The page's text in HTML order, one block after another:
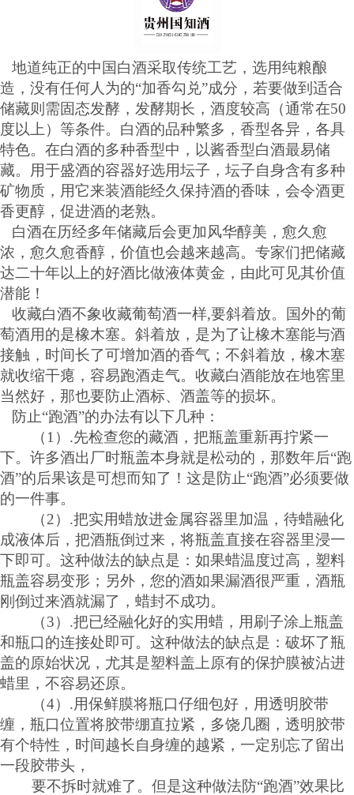
地道纯正的中国白酒采取传统工艺，选用纯粮酿
造，没有任何人为的“加香勾兑”成分，若要做到适合
储藏则需固态发酵，发酵期长，酒度较高（通常在50
度以上）等条件。白酒的品种繁多，香型各异，各具
特色。在白酒的多种香型中，以酱香型白酒最易储
藏。用于盛酒的容器好选用坛子，坛子自身含有多种
矿物质，用它来装酒能经久保持酒的香味，会令酒更
香更醇，促进酒的老熟。
白酒在历经多年储藏后会更加风华醇美，愈久愈
浓，愈久愈香醇，价值也会越来越高。专家们把储藏
达二十年以上的好酒比做液体黄金，由此可见其价值
潜能！
收藏白酒不象收藏葡萄酒一样,要斜着放。国外的葡
萄酒用的是橡木塞。斜着放，是为了让橡木塞能与酒
接触，时间长了可增加酒的香气；不斜着放，橡木塞
就收缩干瘪，容易跑酒走气。收藏白酒能放在地窖里
当然好，那也要防止酒标、酒盖等的损坏。
防止“跑酒”的办法有以下几种：
（1）.先检查您的藏酒，把瓶盖重新再拧紧一
下。许多酒出厂时瓶盖本身就是松动的，那数年后“跑
酒”的后果该是可想而知了！这是防止“跑酒”必须要做
的一件事。
（2）.把实用蜡放进金属容器里加温，待蜡融化
成液体后，把酒瓶倒过来，将瓶盖直接在容器里浸一
下即可。这种做法的缺点是：如果蜡温度过高，塑料
瓶盖容易变形；另外，您的酒如果漏酒很严重，酒瓶
刚倒过来酒就漏了，蜡封不成功。
（3）.把已经融化好的实用蜡，用刷子涂上瓶盖
和瓶口的连接处即可。这种做法的缺点是：破坏了瓶
盖的原始状况，尤其是塑料盖上原有的保护膜被沾进
蜡里，不容易还原。
（4）.用保鲜膜将瓶口仔细包好，用透明胶带
缠，瓶口位置将胶带绷直拉紧，多饶几圈，透明胶带
有个特性，时间越长自身缠的越紧，一定别忘了留出
一段胶带头，
要不拆时就难了。但是这种做法防“跑酒”效果比